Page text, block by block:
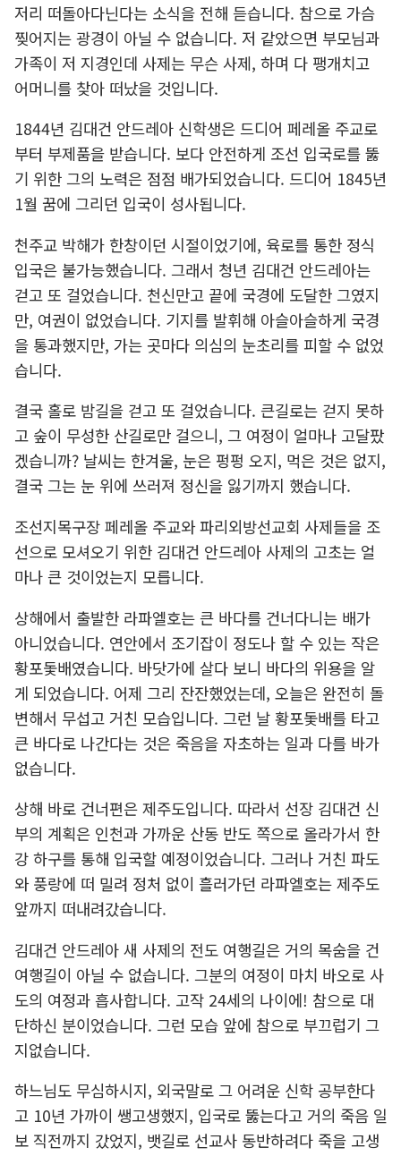
저리 떠돌아다닌다는 소식을 전해 듣습니다. 참으로 가슴
찢어지는 광경이 아닐 수 없습니다. 저 같았으면 부모님과
가족이 저 지경인데 사제는 무슨 사제, 하며 다 팽개치고
어머니를 찾아 떠났을 것입니다.
1844년 김대건 안드레아 신학생은 드디어 페레올 주교로
부터 부제품을 받습니다. 보다 안전하게 조선 입국로를 뚫
기 위한 그의 노력은 점점 배가되었습니다. 드디어 1845년
1월 꿈에 그리던 입국이 성사됩니다.
천주교 박해가 한창이던 시절이었기에, 육로를 통한 정식
입국은 불가능했습니다. 그래서 청년 김대건 안드레아는
걷고 또 걸었습니다. 천신만고 끝에 국경에 도달한 그였지
만, 여권이 없었습니다. 기지를 발휘해 아슬아슬하게 국경
을 통과했지만, 가는 곳마다 의심의 눈초리를 피할 수 없었
습니다.
결국 홀로 밤길을 걷고 또 걸었습니다. 큰길로는 걷지 못하
고 숲이 무성한 산길로만 걸으니, 그 여정이 얼마나 고달팠
겠습니까? 날씨는 한겨울, 눈은 펑펑 오지, 먹은 것은 없지,
결국 그는 눈 위에 쓰러져 정신을 잃기까지 했습니다.
조선지목구장 페레올 주교와 파리외방선교회 사제들을 조
선으로 모셔오기 위한 김대건 안드레아 사제의 고초는 얼
마나 큰 것이었는지 모릅니다.
상해에서 출발한 라파엘호는 큰 바다를 건너다니는 배가
아니었습니다. 연안에서 조기잡이 정도나 할 수 있는 작은
황포돛배였습니다. 바닷가에 살다 보니 바다의 위용을 알
게 되었습니다. 어제 그리 잔잔했었는데, 오늘은 완전히 돌
변해서 무섭고 거친 모습입니다. 그런 날 황포돛배를 타고
큰 바다로 나간다는 것은 죽음을 자초하는 일과 다를 바가
없습니다.
상해 바로 건너편은 제주도입니다. 따라서 선장 김대건 신
부의 계획은 인천과 가까운 산동 반도 쪽으로 올라가서 한
강 하구를 통해 입국할 예정이었습니다. 그러나 거친 파도
와 풍랑에 떠 밀려 정처 없이 흘러가던 라파엘호는 제주도
앞까지 떠내려갔습니다.
김대건 안드레아 새 사제의 전도 여행길은 거의 목숨을 건
여행길이 아닐 수 없습니다. 그분의 여정이 마치 바오로 사
도의 여정과 흡사합니다. 고작 24세의 나이에! 참으로 대
단하신 분이었습니다. 그런 모습 앞에 참으로 부끄럽기 그
지없습니다.
하느님도 무심하시지, 외국말로 그 어려운 신학 공부한다
고 10년 가까이 쌩고생했지, 입국로 뚫는다고 거의 죽음 일
보 직전까지 갔었지, 뱃길로 선교사 동반하려다 죽을 고생